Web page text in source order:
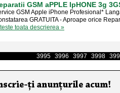
GSM aPPLE IpHONE 3g
GSM Apple iPhone Profesional*
GRATUITA - Aproape orice
toata descrierea »
3995 3996 3997 3998